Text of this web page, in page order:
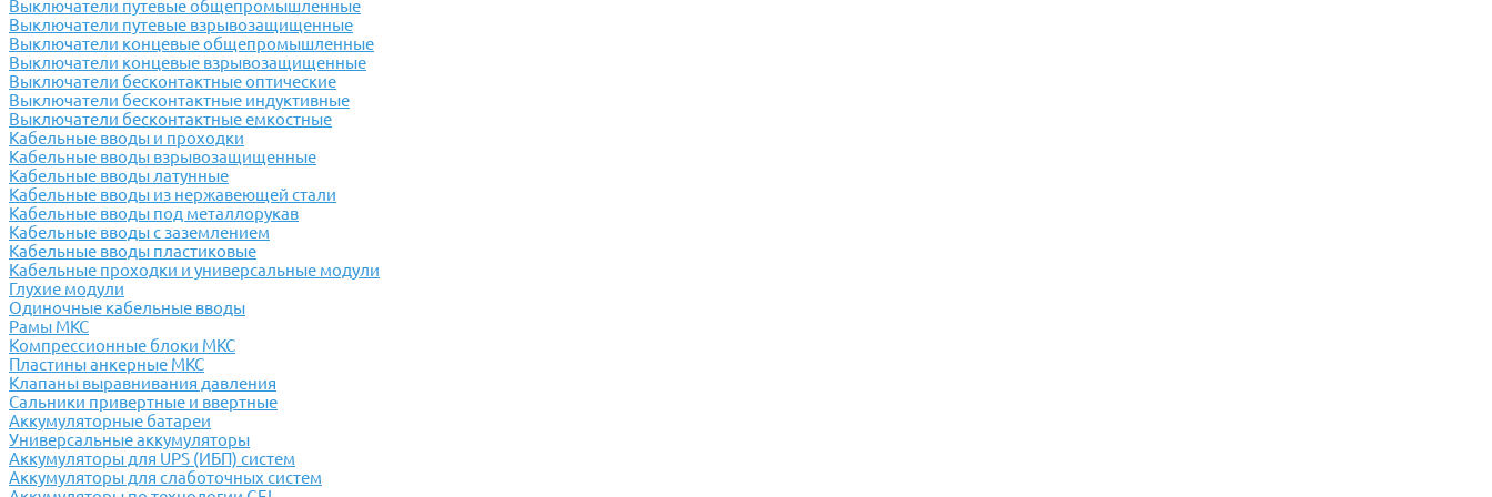
Выключатели путевые общепромышленные
Выключатели путевые взрывозащищенные
Выключатели концевые общепромышленные
Выключатели концевые взрывозащищенные
Выключатели бесконтактные оптические
Выключатели бесконтактные индуктивные
Выключатели бесконтактные емкостные
Кабельные вводы и проходки
Кабельные вводы взрывозащищенные
Кабельные вводы латунные
Кабельные вводы из нержавеющей стали
Кабельные вводы под металлорукав
Кабельные вводы с заземлением
Кабельные вводы пластиковые
Кабельные проходки и универсальные модули
Глухие модули
Одиночные кабельные вводы
Рамы МКС
Компрессионные блоки МКС
Пластины анкерные МКС
Клапаны выравнивания давления
Сальники привертные и ввертные
Аккумуляторные батареи
Универсальные аккумуляторы
Аккумуляторы для UPS (ИБП) систем
Аккумуляторы для слаботочных систем